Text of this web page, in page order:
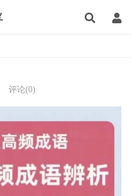
评论(0)